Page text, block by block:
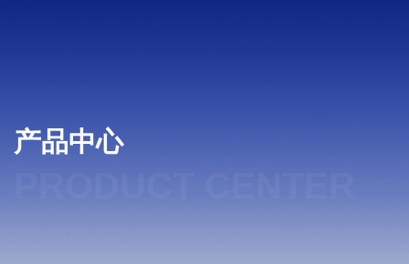
产品中心